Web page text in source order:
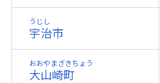
宇治市
うじし
大山崎町
おおやまざきちょう